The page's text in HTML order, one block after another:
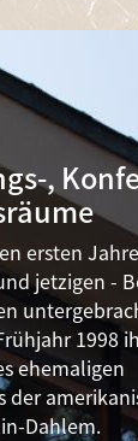
,
ersten
jetzigen -
1998
ehemaligen
der
Dahlem.